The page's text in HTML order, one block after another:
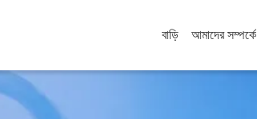
বাড়ি আমাদের সম্পর্কে